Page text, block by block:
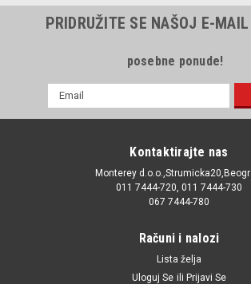
PRIDRUŽITE SE NAŠOJ E-
posebne ponude!
mail
Kontaktirajte nas
Monterey
011 7444-720, 011 7444-730
067 7444-780
Računi i nalozi
Lista želja
Uloguj Se ili Prijavi Se